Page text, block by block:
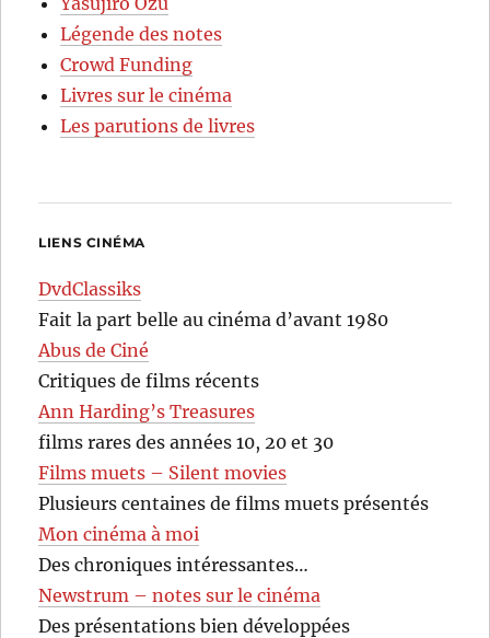
Légende des notes
Crowd Funding
Livres sur le cinéma
Les parutions de livres
LIENS CINÉMA
DvdClassiks
Fait la part belle au cinéma d’avant 1980
Abus de Ciné
Critiques de films récents
Ann Harding’s Treasures
films rares des années 10, 20 et 30
Films muets – Silent movies
Plusieurs centaines de films muets présentés
Mon cinéma à moi
Des chroniques intéressantes…
Newstrum – notes sur le cinéma
Des présentations bien développées